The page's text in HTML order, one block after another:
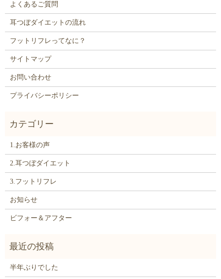
よくあるご質問
耳つぼダイエットの流れ
フットリフレってなに？
サイトマップ
お問い合わせ
プライバシーポリシー
1.お客様の声
2.耳つぼダイエット
3.フットリフレ
お知らせ
ビフォー＆アフター
半年ぶりでした